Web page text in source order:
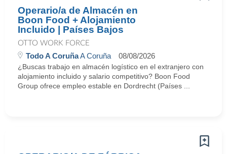
Operario/a de Almacén en
Boon Food + Alojamiento
Incluido | Países Bajos
OTTO WORK FORCE
Todo A CoruñaA Coruña 08/08/2026
¿Buscas trabajo en almacén logístico en el extranjero con
alojamiento incluido y salario competitivo? Boon Food
Group ofrece empleo estable en Dordrecht (Países ...